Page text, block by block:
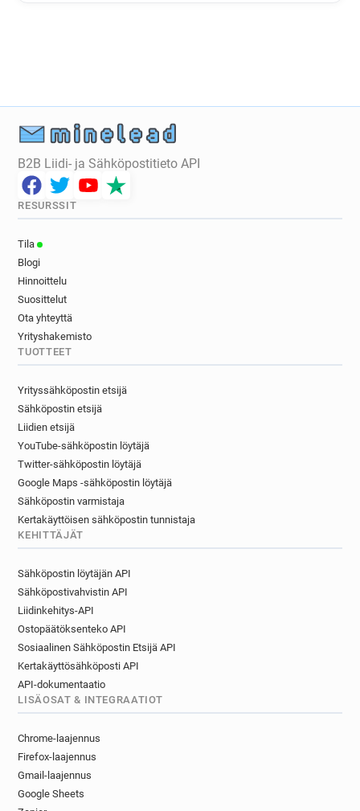
B2B Liidi- ja Sähköpostitieto API
RESURSSIT
Tila
Blogi
Hinnoittelu
Suosittelut
Ota yhteyttä
Yrityshakemisto
TUOTTEET
Yrityssähköpostin etsijä
Sähköpostin etsijä
Liidien etsijä
YouTube-sähköpostin löytäjä
Twitter-sähköpostin löytäjä
Google Maps -sähköpostin löytäjä
Sähköpostin varmistaja
Kertakäyttöisen sähköpostin tunnistaja
KEHITTÄJÄT
Sähköpostin löytäjän API
Sähköpostivahvistin API
Liidinkehitys-API
Ostopäätöksenteko API
Sosiaalinen Sähköpostin Etsijä API
Kertakäyttösähköposti API
API-dokumentaatio
LISÄOSAT & INTEGRAATIOT
Chrome-laajennus
Firefox-laajennus
Gmail-laajennus
Google Sheets